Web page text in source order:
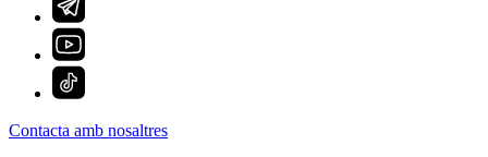
Contacta amb nosaltres